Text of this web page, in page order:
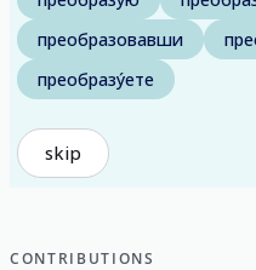
преобразовавши
преобразу́ете
skip
CONTRIBUTIONS